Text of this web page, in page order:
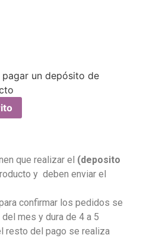
un depósito de
que realizar el (deposito
y deben enviar el
confirmar los pedidos se
mes y dura de 4 a 5
resto del pago se realiza